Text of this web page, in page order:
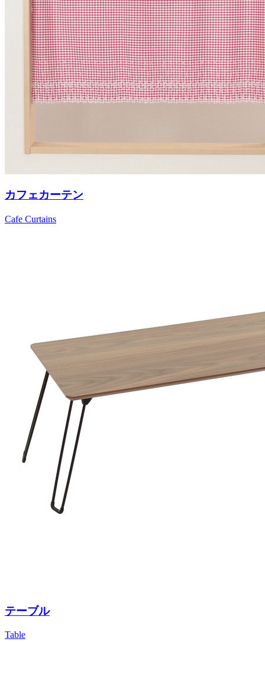
カフェカーテン
Cafe Curtains
テーブル
Table